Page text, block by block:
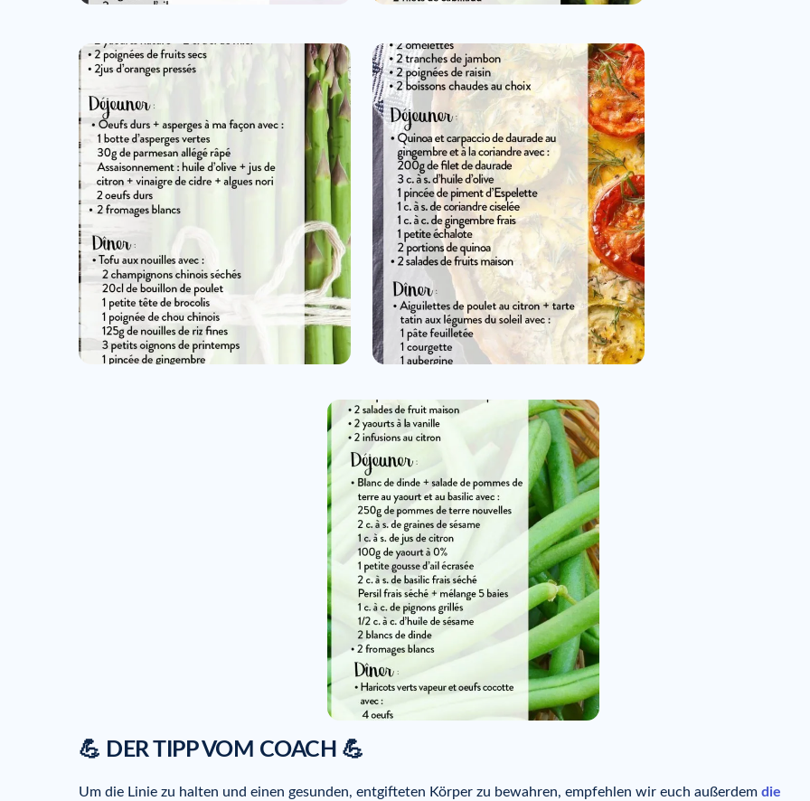
💪 DER TIPP VOM COACH 💪
Um die Linie zu halten und einen gesunden, entgifteten Körper zu bewahren, empfehlen wir euch außerdem die